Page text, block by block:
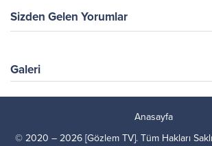
Sizden Gelen Yorumlar
Galeri
Anasayfa
© 2020 – 2026 [Gözlem TV]. Tüm Hakları